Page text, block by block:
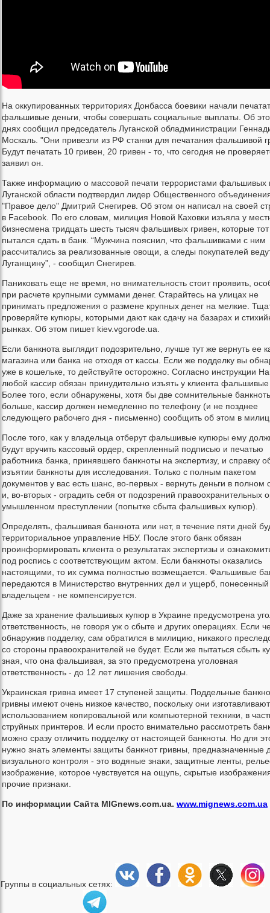
На оккупированных территориях Донбасса боевики начали
фальшивые деньги, чтобы совершать социальные выплаты. Об
днях сообщил председатель Луганской обладминистрации
Москаль. "Они привезли из РФ станки для печатания фальшивой
Будут печатать 10 гривен, 20 гривен - то, что сегодня не
заявил он.
Также информацию о массовой печати террористами фальшивых
Луганской области подтвердил лидер Общественного
"Правое дело" Дмитрий Снегирев. Об этом он написал на своей
в Facebook. По его словам, милиция Новой Каховки изъяла у
бизнесмена тридцать шесть тысяч фальшивых гривен, которые тот
пытался сдать в банк. “Мужчина пояснил, что фальшивками с ним
рассчитались за реализованные овощи, а следы покупателей
Луганщину”, - сообщил Снегирев.
Паниковать еще не время, но внимательность стоит проявить,
при расчете крупными суммами денег. Старайтесь на улицах не
принимать предложения о размене крупных денег на мелкие.
проверяйте купюры, которыми дают как сдачу на базарах и
рынках. Об этом пишет kiev.vgorode.ua.
Если банкнота выглядит подозрительно, лучше тут же вернуть ее
магазина или банка не отходя от кассы. Если же подделку вы
уже в кошельке, то действуйте осторожно. Согласно инструкции
любой кассир обязан принудительно изъять у клиента фальшивые
Более того, если обнаружены, хотя бы две сомнительные
больше, кассир должен немедленно по телефону (и не позднее
следующего рабочего дня - письменно) сообщить об этом в
После того, как у владельца отберут фальшивые купюры ему
будут вручить кассовый ордер, скрепленный подписью и печатью
работника банка, принявшего банкноты на экспертизу, и справку
изъятии банкноты для исследования. Только с полным пакетом
документов у вас есть шанс, во-первых - вернуть деньги в полном
и, во-вторых - оградить себя от подозрений правоохранительных
умышленном преступлении (попытке сбыта фальшивых купюр).
Определять, фальшивая банкнота или нет, в течение пяти дней
территориальное управление НБУ. После этого банк обязан
проинформировать клиента о результатах экспертизы и
под роспись с соответствующим актом. Если банкноты оказались
настоящими, то их сумма полностью возмещается. Фальшивые
передаются в Министерство внутренних дел и ущерб, понесенный
владельцем - не компенсируется.
Даже за хранение фальшивых купюр в Украине предусмотрена
ответственность, не говоря уж о сбыте и других операциях. Если
обнаружив подделку, сам обратился в милицию, никакого
со стороны правоохранителей не будет. Если же пытаться сбыть
зная, что она фальшивая, за это предусмотрена уголовная
ответственность - до 12 лет лишения свободы.
Украинская гривна имеет 17 ступеней защиты. Поддельные
гривны имеют очень низкое качество, поскольку они
использованием копировальной или компьютерной техники, в
струйных принтеров. И если просто внимательно рассмотреть
можно сразу отличить подделку от настоящей банкноты. Но для
нужно знать элементы защиты банкнот гривны, предназначенные
визуального контроля - это водяные знаки, защитные ленты,
изображение, которое чувствуется на ощупь, скрытые
прочие признаки.
По информации Сайта MIGnews.com.ua. www.mignews.com.ua
Группы в социальных сетях: